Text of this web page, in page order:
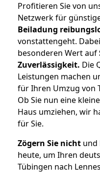
Profitieren Sie von
Netzwerk für
Beiladung
vonstattengeht.
besonderen Wert auf
Zuverlässigkeit. Die
Leistungen machen
für Ihren Umzug von
Ob Sie nun eine
Haus umziehen, wir
für Sie.
Zögern Sie nicht und
heute, um Ihren
Tübingen nach